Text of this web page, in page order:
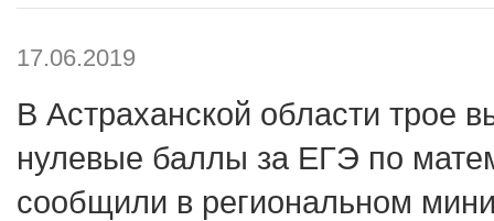
17.06.2019
В Астраханской области трое
нулевые баллы за ЕГЭ по
сообщили в региональном